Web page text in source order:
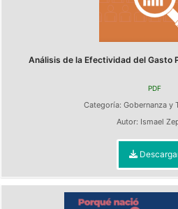
Análisis de la Efectividad del Gasto
PDF
Categoría: Gobernanza y
Autor: Ismael